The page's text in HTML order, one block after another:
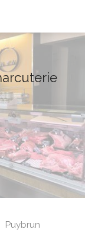
Puybrun